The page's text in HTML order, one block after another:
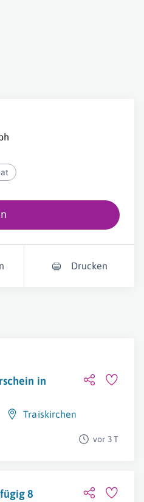
Drucken
in
Traiskirchen
vor 3 T
8